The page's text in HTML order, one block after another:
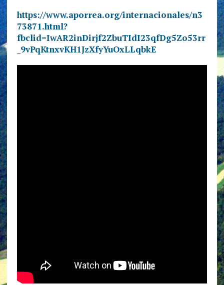
https://www.aporrea.org/internacionales/n3
73871.html?
fbclid=IwAR2inDirjf2ZbuTIdI23qfDg5Zo53rr
_9vPqKtnxvKH1JzXfyYuOxLLqbkE